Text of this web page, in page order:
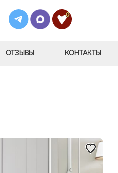
0
ОТЗЫВЫ КОНТАКТЫ